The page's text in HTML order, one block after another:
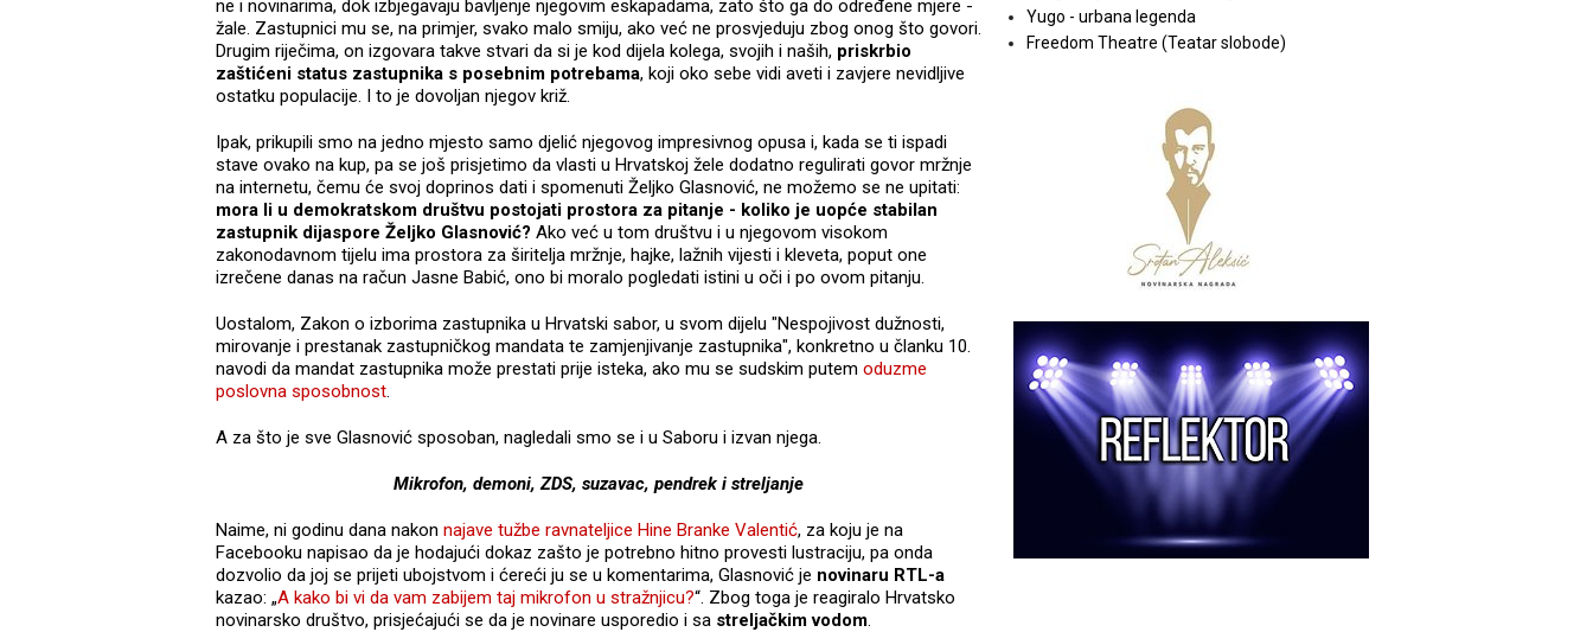
ne i novinarima, dok izbjegavaju bavljenje njegovim eskapadama, zato što ga do određene mjere -
žale. Zastupnici mu se, na primjer, svako malo smiju, ako već ne prosvjeduju zbog onog što govori.
Drugim riječima, on izgovara takve stvari da si je kod dijela kolega, svojih i naših, priskrbio
zaštićeni status zastupnika s posebnim potrebama, koji oko sebe vidi aveti i zavjere nevidljive
ostatku populacije. I to je dovoljan njegov križ.
Ipak, prikupili smo na jedno mjesto samo djelić njegovog impresivnog opusa i, kada se ti ispadi
stave ovako na kup, pa se još prisjetimo da vlasti u Hrvatskoj žele dodatno regulirati govor mržnje
na internetu, čemu će svoj doprinos dati i spomenuti Željko Glasnović, ne možemo se ne upitati:
mora li u demokratskom društvu postojati prostora za pitanje - koliko je uopće stabilan
zastupnik dijaspore Željko Glasnović? Ako već u tom društvu i u njegovom visokom
zakonodavnom tijelu ima prostora za širitelja mržnje, hajke, lažnih vijesti i kleveta, poput one
izrečene danas na račun Jasne Babić, ono bi moralo pogledati istini u oči i po ovom pitanju.
Uostalom, Zakon o izborima zastupnika u Hrvatski sabor, u svom dijelu "Nespojivost dužnosti,
mirovanje i prestanak zastupničkog mandata te zamjenjivanje zastupnika", konkretno u članku 10.
navodi da mandat zastupnika može prestati prije isteka, ako mu se sudskim putem oduzme
poslovna sposobnost.
A za što je sve Glasnović sposoban, nagledali smo se i u Saboru i izvan njega.
Mikrofon, demoni, ZDS, suzavac, pendrek i streljanje
Naime, ni godinu dana nakon najave tužbe ravnateljice Hine Branke Valentić, za koju je na
Facebooku napisao da je hodajući dokaz zašto je potrebno hitno provesti lustraciju, pa onda
dozvolio da joj se prijeti ubojstvom i ćereći ju se u komentarima, Glasnović je novinaru RTL-a
kazao: „A kako bi vi da vam zabijem taj mikrofon u stražnjicu?“. Zbog toga je reagiralo Hrvatsko
novinarsko društvo, prisjećajući se da je novinare usporedio i sa streljačkim vodom.
Yugo - urbana legenda
Freedom Theatre (Teatar slobode)